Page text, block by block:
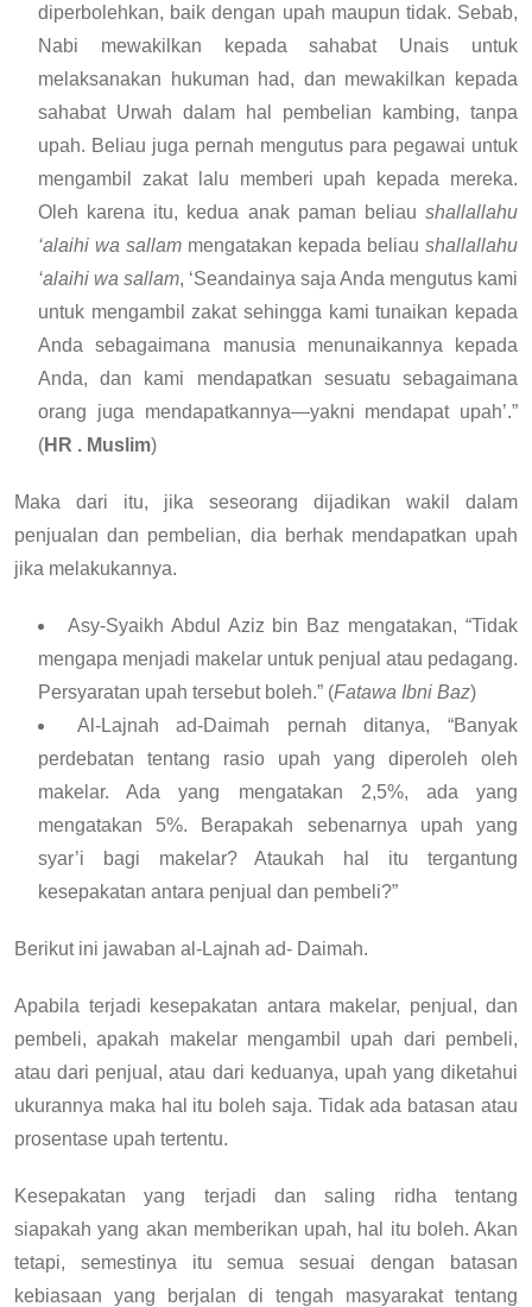
diperbolehkan, baik dengan upah maupun tidak. Sebab,
Nabi mewakilkan kepada sahabat Unais untuk
melaksanakan hukuman had, dan mewakilkan kepada
sahabat Urwah dalam hal pembelian kambing, tanpa
upah. Beliau juga pernah mengutus para pegawai untuk
mengambil zakat lalu memberi upah kepada mereka.
Oleh karena itu, kedua anak paman beliau shallallahu
‘alaihi wa sallam mengatakan kepada beliau shallallahu
‘alaihi wa sallam, ‘Seandainya saja Anda mengutus kami
untuk mengambil zakat sehingga kami tunaikan kepada
Anda sebagaimana manusia menunaikannya kepada
Anda, dan kami mendapatkan sesuatu sebagaimana
orang juga mendapatkannya—yakni mendapat upah’.”
(HR . Muslim)
Maka dari itu, jika seseorang dijadikan wakil dalam
penjualan dan pembelian, dia berhak mendapatkan upah
jika melakukannya.
Asy-Syaikh Abdul Aziz bin Baz mengatakan, “Tidak
mengapa menjadi makelar untuk penjual atau pedagang.
Persyaratan upah tersebut boleh.” (Fatawa Ibni Baz)
Al-Lajnah ad-Daimah pernah ditanya, “Banyak
perdebatan tentang rasio upah yang diperoleh oleh
makelar. Ada yang mengatakan 2,5%, ada yang
mengatakan 5%. Berapakah sebenarnya upah yang
syar’i bagi makelar? Ataukah hal itu tergantung
kesepakatan antara penjual dan pembeli?”
Berikut ini jawaban al-Lajnah ad- Daimah.
Apabila terjadi kesepakatan antara makelar, penjual, dan
pembeli, apakah makelar mengambil upah dari pembeli,
atau dari penjual, atau dari keduanya, upah yang diketahui
ukurannya maka hal itu boleh saja. Tidak ada batasan atau
prosentase upah tertentu.
Kesepakatan yang terjadi dan saling ridha tentang
siapakah yang akan memberikan upah, hal itu boleh. Akan
tetapi, semestinya itu semua sesuai dengan batasan
kebiasaan yang berjalan di tengah masyarakat tentang